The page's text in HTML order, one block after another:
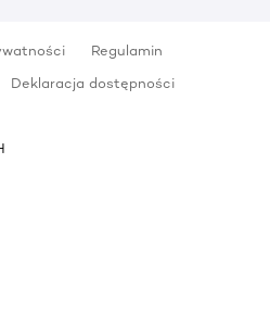
Regulamin
Deklaracja dostępności